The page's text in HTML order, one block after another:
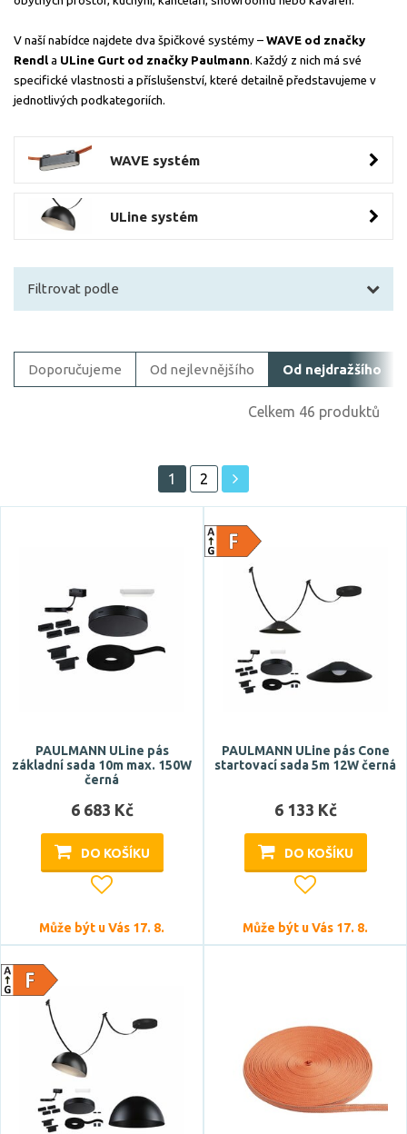
V naší nabídce najdete dva špičkové systémy – WAVE od značky
Rendl a ULine Gurt od značky Paulmann. Každý z nich má své
specifické vlastnosti a příslušenství, které detailně představujeme v
jednotlivých podkategoriích.
WAVE systém
ULine systém
Filtrovat podle
Cena
Prodloužená záruka
5 let
PAULMANN
RED - DESIGN RENDL
Celkový příkon max.
Počet světelných zdrojů
Napětí / napájení
Doporučujeme Od nejlevnějšího Od nejdražšího
Celkem 46 produktů
1 2
PAULMANN ULine pás
základní sada 10m max. 150W
černá
6 683 Kč
DO KOŠÍKU
Může být u Vás 17. 8.
PAULMANN ULine pás Cone
startovací sada 5m 12W černá
6 133 Kč
DO KOŠÍKU
Může být u Vás 17. 8.